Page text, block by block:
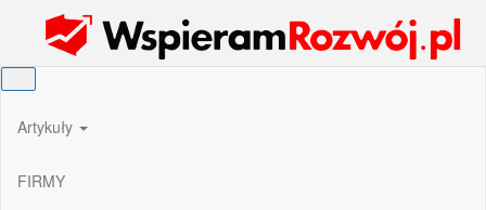
Wspieram Rozwój PL
Artykuły
FIRMY